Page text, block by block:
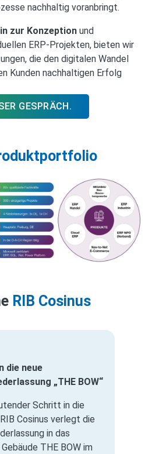
nachhaltig voranbringt.
zur Konzeption und
ERP-Projekten, bieten wir
die den digitalen Wandel
Kunden nachhaltigen Erfolg
GESPRÄCH.
RIB Cosinus
die neue
„THE BOW“
Schritt in die
Cosinus verlegt die
in das
THE BOW im